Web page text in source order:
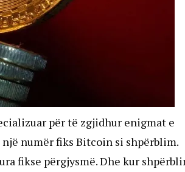
për të zgjidhur enigmat e
numër fiks Bitcoin si shpërblim.
fikse përgjysmë. Dhe kur